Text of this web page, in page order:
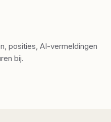
posities, AI-vermeldingen
bij.